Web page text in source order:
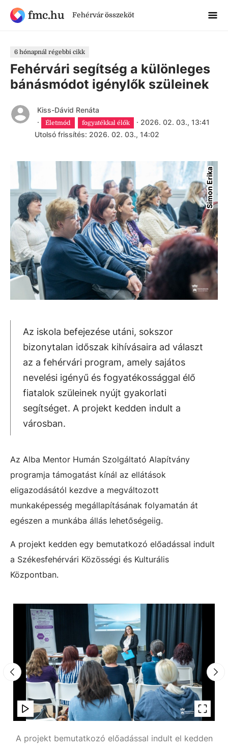
fmc.hu Fehérvár összeköt
6 hónapnál régebbi cikk
Fehérvári segítség a különleges
bánásmódot igénylők szüleinek
Kiss-Dávid Renáta
·
Életmód fogyatékkal élők · 2026. 02. 03., 13:41
Utolsó frissítés: 2026. 02. 03., 14:02
Simon Erika
Az iskola befejezése utáni, sokszor
bizonytalan időszak kihívásaira ad választ
az a fehérvári program, amely sajátos
nevelési igényű és fogyatékossággal élő
fiatalok szüleinek nyújt gyakorlati
segítséget. A projekt kedden indult a
városban.
Az Alba Mentor Humán Szolgáltató Alapítvány
programja támogatást kínál az ellátások
eligazodásától kezdve a megváltozott
munkaképesség megállapításának folyamatán át
egészen a munkába állás lehetőségeiig.
A projekt kedden egy bemutatkozó előadással indult
a Székesfehérvári Közösségi és Kulturális
Központban.
A projekt bemutatkozó előadással indult el kedden